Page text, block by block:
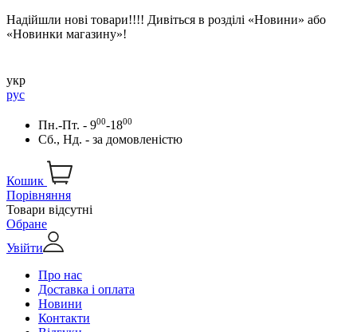
Надійшли нові товари!!!! Дивіться в розділі «Новини» або
«Новинки магазину»!
укр
рус
Пн.-Пт. - 900-1800
Сб., Нд. - за домовленістю
Кошик
Порівняння
Товари відсутні
Обране
Увійти
Про нас
Доставка і оплата
Новини
Контакти